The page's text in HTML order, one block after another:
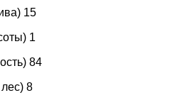
15
1
84
8